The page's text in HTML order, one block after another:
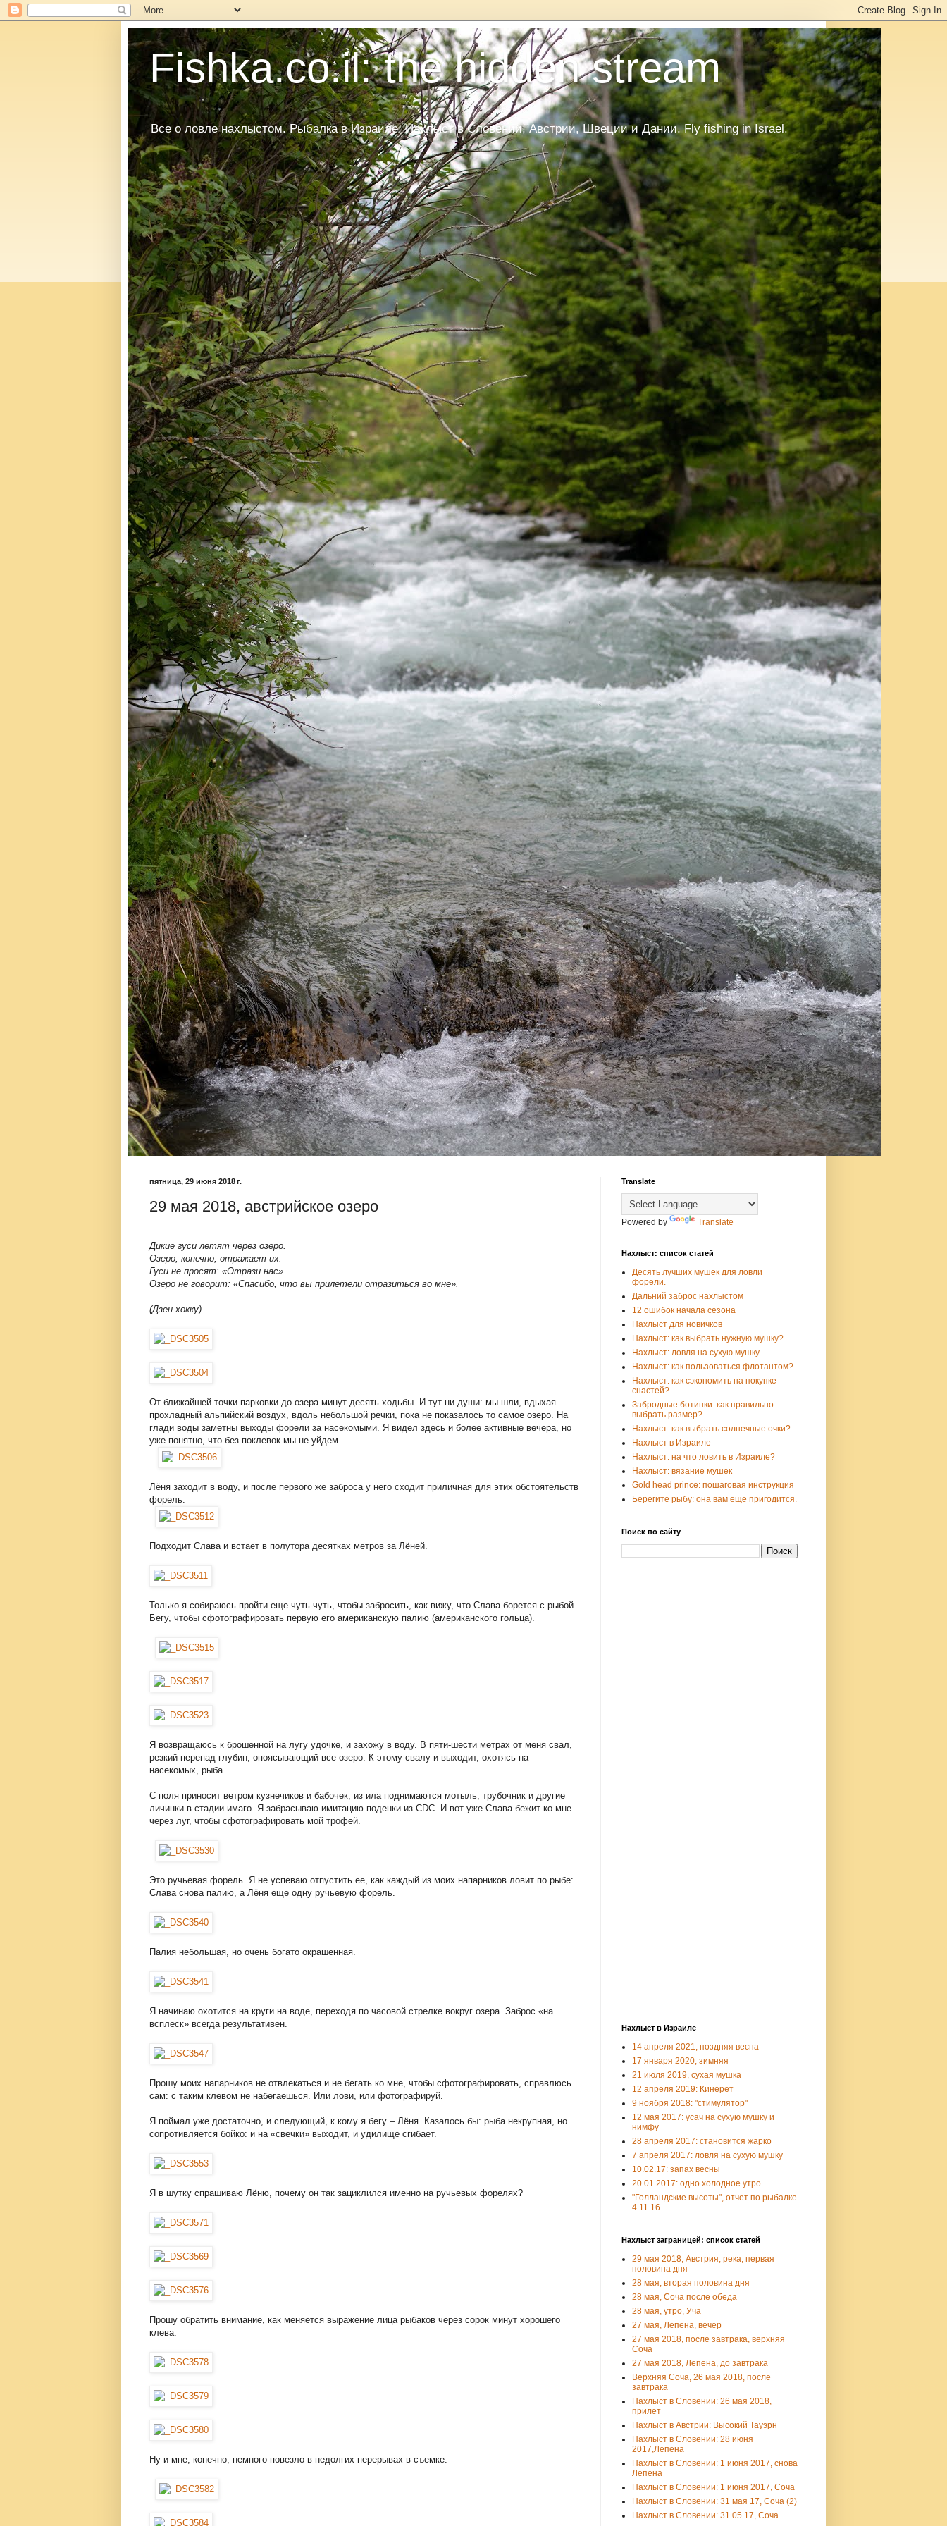
Fishka.co.il: the hidden stream
Все о ловле нахлыстом. Рыбалка в Израиле. Нахлыст в Словении, Австрии, Швеции и Дании. Fly fishing in Israel.
пятница, 29 июня 2018 г.
29 мая 2018, австрийское озеро
Дикие гуси летят через озеро.
Озеро, конечно, отражает их.
Гуси не просят: «Отрази нас».
Озеро не говорит: «Спасибо, что вы прилетели отразиться во мне».
(Дзен-хокку)
От ближайшей точки парковки до озера минут десять ходьбы. И тут ни души: мы шли, вдыхая
прохладный альпийский воздух, вдоль небольшой речки, пока не показалось то самое озеро. На
глади воды заметны выходы форели за насекомыми. Я видел здесь и более активные вечера, но
уже понятно, что без поклевок мы не уйдем.
Лёня заходит в воду, и после первого же заброса у него сходит приличная для этих обстоятельств
форель.
Подходит Слава и встает в полутора десятках метров за Лёней.
Только я собираюсь пройти еще чуть-чуть, чтобы забросить, как вижу, что Слава борется с рыбой.
Бегу, чтобы сфотографировать первую его американскую палию (американского гольца).
Я возвращаюсь к брошенной на лугу удочке, и захожу в воду. В пяти-шести метрах от меня свал,
резкий перепад глубин, опоясывающий все озеро. К этому свалу и выходит, охотясь на
насекомых, рыба.
С поля приносит ветром кузнечиков и бабочек, из ила поднимаются мотыль, трубочник и другие
личинки в стадии имаго. Я забрасываю имитацию поденки из CDC. И вот уже Слава бежит ко мне
через луг, чтобы сфотографировать мой трофей.
Это ручьевая форель. Я не успеваю отпустить ее, как каждый из моих напарников ловит по рыбе:
Слава снова палию, а Лёня еще одну ручьевую форель.
Палия небольшая, но очень богато окрашенная.
Я начинаю охотится на круги на воде, переходя по часовой стрелке вокруг озера. Заброс «на
всплеск» всегда результативен.
Прошу моих напарников не отвлекаться и не бегать ко мне, чтобы сфотографировать, справлюсь
сам: с таким клевом не набегаешься. Или лови, или фотографируй.
Я поймал уже достаточно, и следующий, к кому я бегу – Лёня. Казалось бы: рыба некрупная, но
сопротивляется бойко: и на «свечки» выходит, и удилище сгибает.
Я в шутку спрашиваю Лёню, почему он так зациклился именно на ручьевых форелях?
Прошу обратить внимание, как меняется выражение лица рыбаков через сорок минут хорошего
клева:
Ну и мне, конечно, немного повезло в недолгих перерывах в съемке.
Translate
Powered by Translate
Нахлыст: список статей
Десять лучших мушек для ловли
форели.
Дальний заброс нахлыстом
12 ошибок начала сезона
Нахлыст для новичков
Нахлыст: как выбрать нужную мушку?
Нахлыст: ловля на сухую мушку
Нахлыст: как пользоваться флотантом?
Нахлыст: как сэкономить на покупке
снастей?
Забродные ботинки: как правильно
выбрать размер?
Нахлыст: как выбрать солнечные очки?
Нахлыст в Израиле
Нахлыст: на что ловить в Израиле?
Нахлыст: вязание мушек
Gold head prince: пошаговая инструкция
Берегите рыбу: она вам еще пригодится.
Поиск по сайту
Нахлыст в Израиле
14 апреля 2021, поздняя весна
17 января 2020, зимняя
21 июля 2019, сухая мушка
12 апреля 2019: Кинерет
9 ноября 2018: "стимулятор"
12 мая 2017: усач на сухую мушку и
нимфу
28 апреля 2017: становится жарко
7 апреля 2017: ловля на сухую мушку
10.02.17: запах весны
20.01.2017: одно холодное утро
"Голландские высоты", отчет по рыбалке
4.11.16
Нахлыст заграницей: список статей
29 мая 2018, Австрия, река, первая
половина дня
28 мая, вторая половина дня
28 мая, Соча после обеда
28 мая, утро, Уча
27 мая, Лепена, вечер
27 мая 2018, после завтрака, верхняя
Соча
27 мая 2018, Лепена, до завтрака
Верхняя Соча, 26 мая 2018, после
завтрака
Нахлыст в Словении: 26 мая 2018,
прилет
Нахлыст в Австрии: Высокий Тауэрн
Нахлыст в Словении: 28 июня
2017,Лепена
Нахлыст в Словении: 1 июня 2017, снова
Лепена
Нахлыст в Словении: 1 июня 2017, Соча
Нахлыст в Словении: 31 мая 17, Соча (2)
Нахлыст в Словении: 31.05.17, Соча